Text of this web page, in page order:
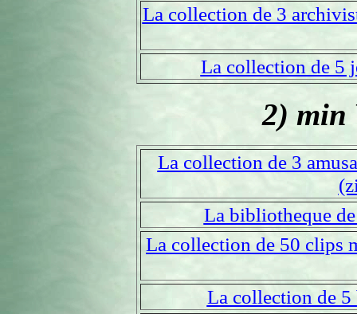
La collection de 3
La collection de 5
2) min
La collection de 3
La bibliotheque
La collection de 50 clips
La collection de